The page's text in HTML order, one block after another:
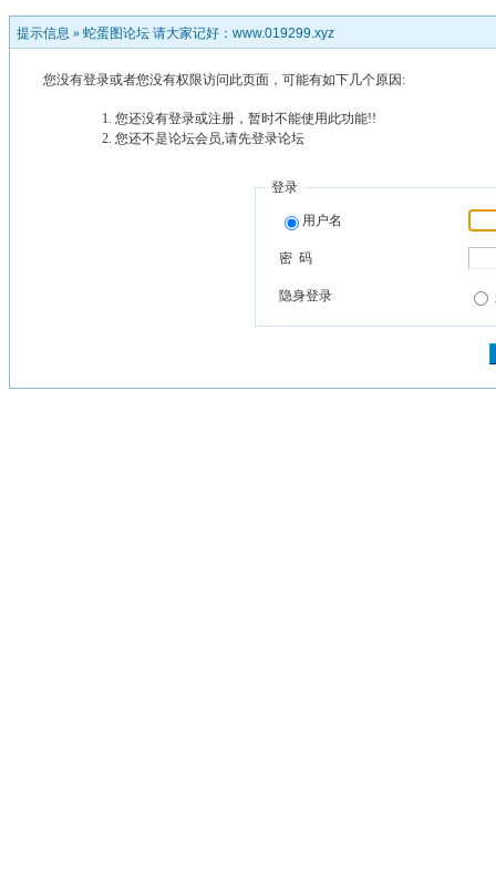
提示信息 » 蛇蛋图论坛 请大家记好：www.019299.xyz
您没有登录或者您没有权限访问此页面，可能有如下几个原因:
您还没有登录或注册，暂时不能使用此功能!!
您还不是论坛会员,请先登录论坛
登录
用户名
密 码
隐身登录